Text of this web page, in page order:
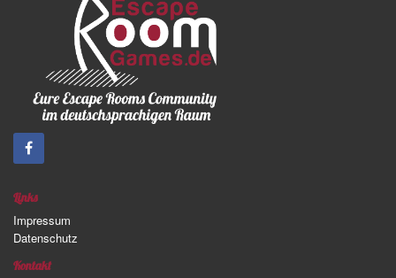
Links
Impressum
Datenschutz
Kontakt